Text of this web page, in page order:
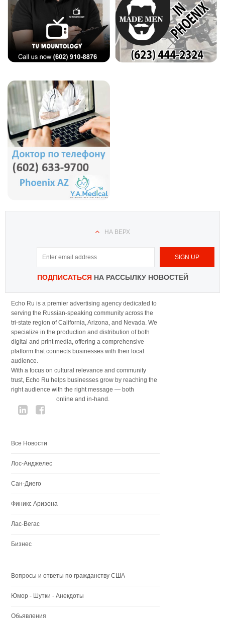
НА ВЕРХ
ПОДПИСАТЬСЯНА РАССЫЛКУ НОВОСТЕЙ
Echo Ru is a premier advertising agency dedicated to
serving the Russian-speaking community across the
tri-state region of California, Arizona, and Nevada. We
specialize in the production and distribution of both
digital and print media, offering a comprehensive
platform that connects businesses with their local
audience.
With a focus on cultural relevance and community
trust, Echo Ru helps businesses grow by reaching the
right audience with the right message — both
online and in-hand.
Все Новости
Лос-Анджелес
Сан-Диего
Финикс Аризона
Лас-Вегас
Бизнес
Вопросы и ответы по гражданству США
Юмор - Шутки - Анекдоты
Обьявления